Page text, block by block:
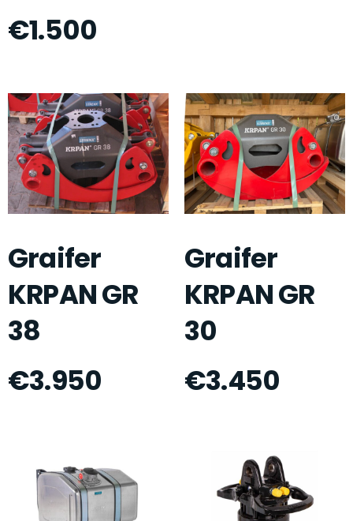
€1.500
Graifer
KRPAN GR
38
€3.950
Graifer
KRPAN GR
30
€3.450